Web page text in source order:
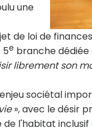
une
de loi de
5e branche dédiée
librement son
sociétal
», avec le désir
l'habitat